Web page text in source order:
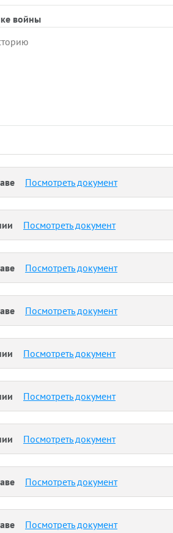
войны
Посмотреть документ
Посмотреть документ
Посмотреть документ
Посмотреть документ
Посмотреть документ
Посмотреть документ
Посмотреть документ
Посмотреть документ
Посмотреть документ